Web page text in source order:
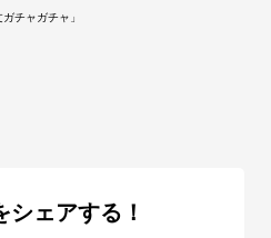
チャガチャ」
シェアする！